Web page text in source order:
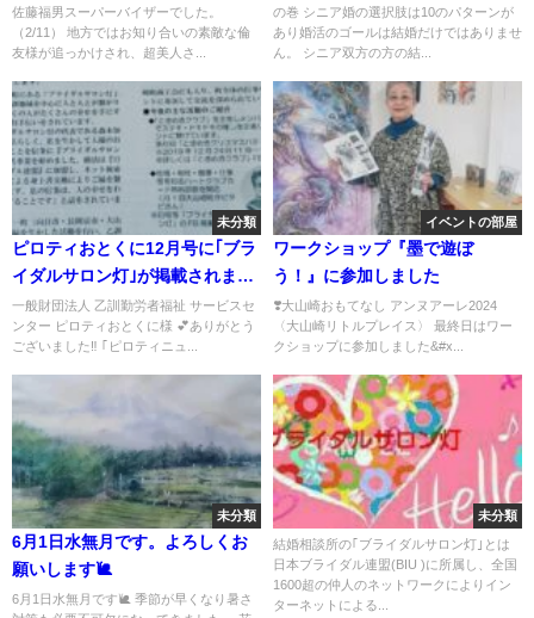
ザー様でした💐
佐藤福男スーパーバイザーでした。
（2/11） 地方ではお知り合いの素敵な倫
友様が追っかけされ、超美人さ...
の巻 シニア婚の選択肢は10のパターンが
あり婚活のゴールは結婚だけではありませ
ん。 シニア双方の方の結...
未分類
ピロティおとくに12月号に｢ブラ
イダルサロン灯｣が掲載されまし
た❗
一般財団法人 乙訓勤労者福祉 サービスセ
ンター ピロティおとくに様 💕ありがとう
ございました‼ ｢ピロティニュ...
イベントの部屋
ワークショップ『墨で遊ぼ
う！』に参加しました
❣️大山崎おもてなし アンヌアーレ2024
〈大山崎リトルプレイス〉 最終日はワー
クショップに参加しました&#x...
未分類
6月1日水無月です。よろしくお
願いします🐌
6月1日水無月です🐌 季節が早くなり暑さ
未分類
結婚相談所の｢ブライダルサロン灯｣とは
日本ブライダル連盟(BIU )に所属し、全国
1600超の仲人のネットワークによりイン
ターネットによる...